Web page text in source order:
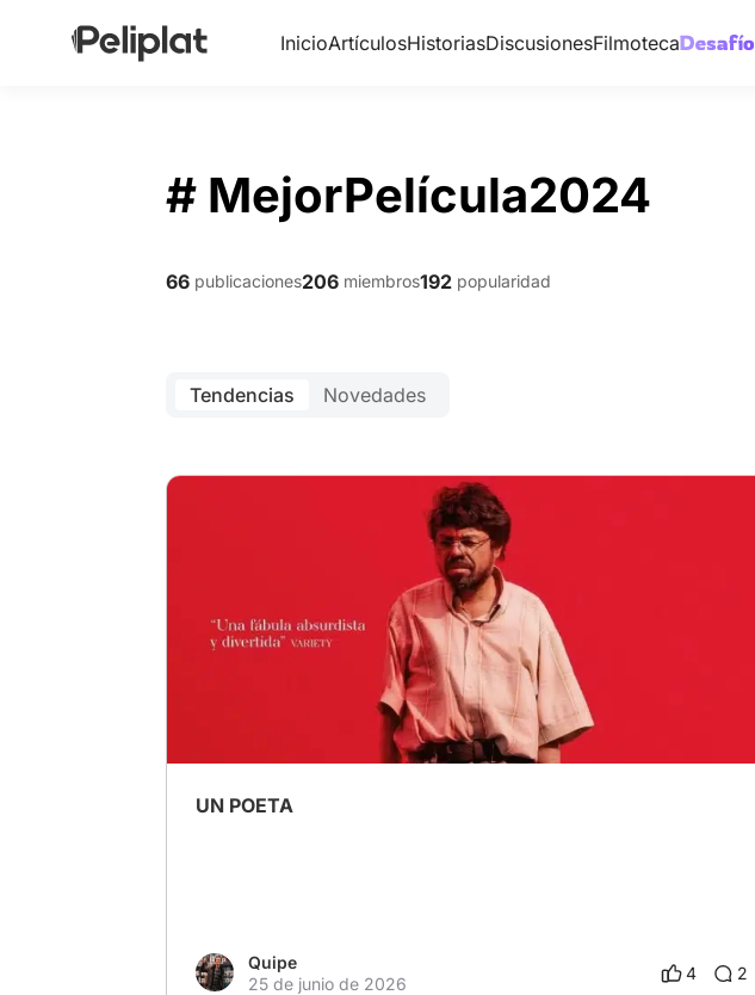
InicioArtículosHistoriasDiscusionesFilmoteca
# MejorPelícula2024
66 publicaciones206 miembros192 popularidad
Tendencias Novedades
# La Película que Mejor Representa a Mi País
# Reseñas
UN POETA
Quipe
25 de junio de 2026
4 2